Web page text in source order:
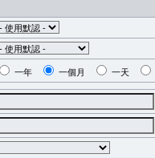
一年 一個月 一天